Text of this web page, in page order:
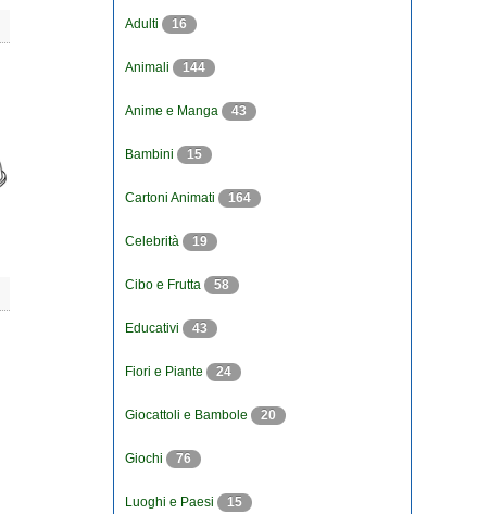
Adulti 16
Animali 144
Anime e Manga 43
Bambini 15
Cartoni Animati 164
Celebrità 19
Cibo e Frutta 58
Educativi 43
Fiori e Piante 24
Giocattoli e Bambole 20
Giochi 76
Luoghi e Paesi 15